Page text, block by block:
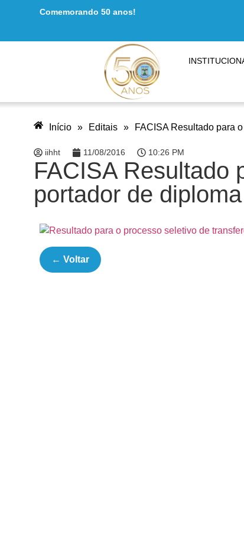
Comemorando 50 anos!
Início » Editais » FACISA Resultado para
iihht 11/08/2016 10:26 PM
FACISA Resultado
portador de
← Voltar